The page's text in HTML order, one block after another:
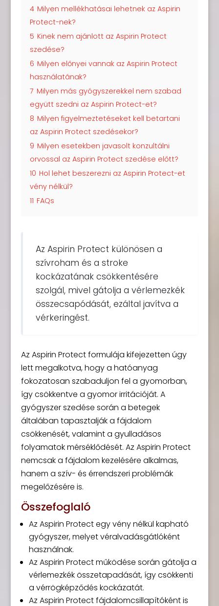
4 Milyen mellékhatásai lehetnek az Aspirin
Protect-nek?
5 Kinek nem ajánlott az Aspirin Protect
szedése?
6 Milyen előnyei vannak az Aspirin Protect
használatának?
7 Milyen más gyógyszerekkel nem szabad
együtt szedni az Aspirin Protect-et?
8 Milyen figyelmeztetéseket kell betartani
az Aspirin Protect szedésekor?
9 Milyen esetekben javasolt konzultálni
orvossal az Aspirin Protect szedése előtt?
10 Hol lehet beszerezni az Aspirin Protect-et
vény nélkül?
11 FAQs
Az Aspirin Protect különösen a
szívroham és a stroke
kockázatának csökkentésére
szolgál, mivel gátolja a vérlemezkék
összecsapódását, ezáltal javítva a
vérkeringést.
Az Aspirin Protect formulája kifejezetten úgy
lett megalkotva, hogy a hatóanyag
fokozatosan szabaduljon fel a gyomorban,
így csökkentve a gyomor irritációját. A
gyógyszer szedése során a betegek
általában tapasztalják a fájdalom
csökkenését, valamint a gyulladásos
folyamatok mérséklődését. Az Aspirin Protect
nemcsak a fájdalom kezelésére alkalmas,
hanem a szív- és érrendszeri problémák
megelőzésére is.
Összefoglaló
Az Aspirin Protect egy vény nélkül kapható
gyógyszer, melyet véralvadásgátlóként
használnak.
Az Aspirin Protect működése során gátolja a
vérlemezkék összetapadását, így csökkenti
a vérrögképződés kockázatát.
Az Aspirin Protect fájdalomcsillapítóként is